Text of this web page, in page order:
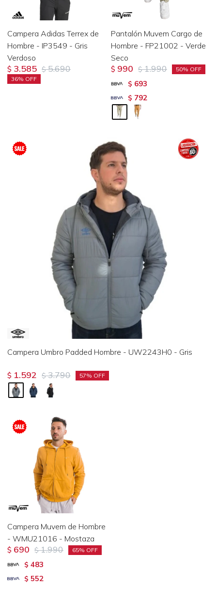
Campera Adidas Terrex de
Hombre - IP3549 - Gris
Verdoso
$ 3.585 $ 5.690
36
Pantalón Muvem Cargo de
Hombre - FP21002 - Verde
Seco
$ 990 $ 1.990 50
$ 693
$ 792
Campera Umbro Padded Hombre - UW2243H0 - Gris
$ 1.592 $ 3.790 57
Campera Muvem de Hombre
- WMU21016 - Mostaza
$ 690 $ 1.990 65
$ 483
$ 552